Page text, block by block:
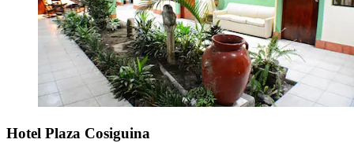
Hotel Plaza Cosiguina